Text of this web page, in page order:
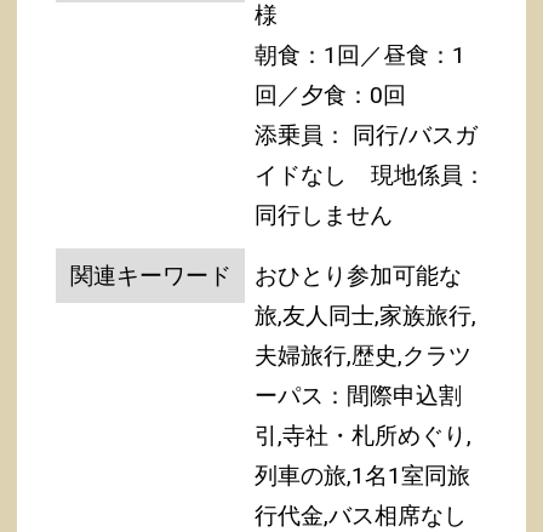
様
朝食：1回／昼食：1
回／夕食：0回
添乗員： 同行/バスガ
イドなし
現地係員：
同行しません
関連キーワード
おひとり参加可能な
旅,友人同士,家族旅行,
夫婦旅行,歴史,クラツ
ーパス：間際申込割
引,寺社・札所めぐり,
列車の旅,1名1室同旅
行代金,バス相席なし